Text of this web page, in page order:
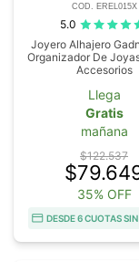
COD. EREL015X
5.0
Joyero Alhajero
Organizador De
Accesorios
Llega
Gratis
mañana
$122.537
35% OFF
DESDE 6 CUOTAS